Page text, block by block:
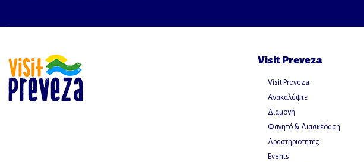
Visit Preveza
Visit Preveza
Ανακαλύψτε
Διαμονή
Φαγητό & Διασκέδαση
Δραστηριότητες
Events